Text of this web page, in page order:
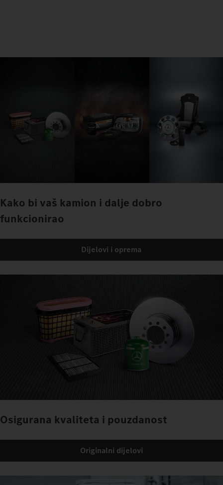
Kako bi vaš kamion i dalje dobro
funkcionirao
Dijelovi i oprema
Osigurana kvaliteta i pouzdanost
Originalni dijelovi